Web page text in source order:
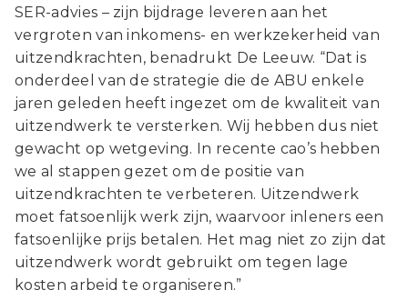
SER-advies – zijn bijdrage leveren aan het
vergroten van inkomens- en werkzekerheid van
uitzendkrachten, benadrukt De Leeuw. “Dat is
onderdeel van de strategie die de ABU enkele
jaren geleden heeft ingezet om de kwaliteit van
uitzendwerk te versterken. Wij hebben dus niet
gewacht op wetgeving. In recente cao’s hebben
we al stappen gezet om de positie van
uitzendkrachten te verbeteren. Uitzendwerk
moet fatsoenlijk werk zijn, waarvoor inleners een
fatsoenlijke prijs betalen. Het mag niet zo zijn dat
uitzendwerk wordt gebruikt om tegen lage
kosten arbeid te organiseren.”